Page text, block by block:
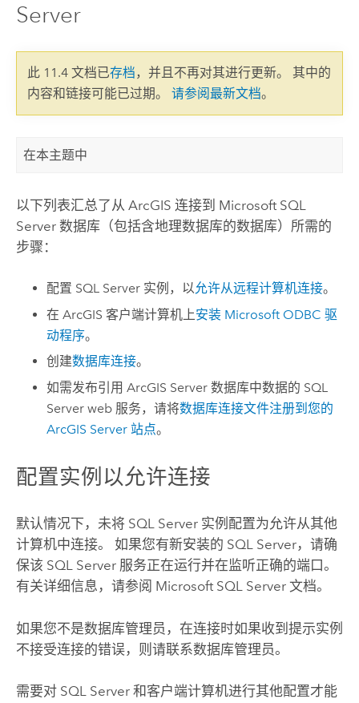
Server
此 11.4 文档已存档，并且不再对其进行更新。 其中的
内容和链接可能已过期。 请参阅最新文档。
在本主题中
以下列表汇总了从 ArcGIS 连接到 Microsoft SQL
Server数据库（包括含地理数据库的数据库）所需的
步骤：
配置 SQL Server 实例，以允许从远程计算机连接。
在 ArcGIS 客户端计算机上安装 Microsoft ODBC 驱
动程序。
创建数据库连接。
如需发布引用ArcGIS Server 数据库中数据的 SQL
Server web 服务，请将数据库连接文件注册到您的
ArcGIS Server 站点。
配置实例以允许连接
默认情况下，未将 SQL Server实例配置为允许从其他
计算机中连接。 如果您有新安装的 SQL Server，请确
保该 SQL Server服务正在运行并在监听正确的端口。
有关详细信息，请参阅 Microsoft SQL Server文档。
如果您不是数据库管理员，在连接时如果收到提示实例
不接受连接的错误，则请联系数据库管理员。
需要对 SQL Server和客户端计算机进行其他配置才能